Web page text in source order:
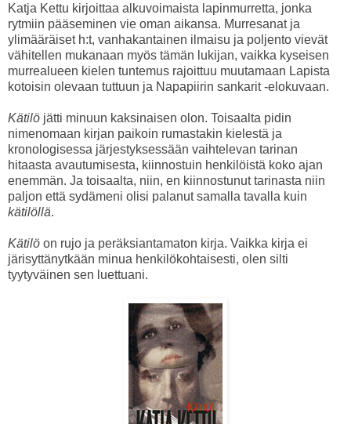
Katja Kettu kirjoittaa alkuvoimaista lapinmurretta, jonka
rytmiin pääseminen vie oman aikansa. Murresanat ja
ylimääräiset h:t, vanhakantainen ilmaisu ja poljento vievät
vähitellen mukanaan myös tämän lukijan, vaikka kyseisen
murrealueen kielen tuntemus rajoittuu muutamaan Lapista
kotoisin olevaan tuttuun ja Napapiirin sankarit -elokuvaan.
Kätilö jätti minuun kaksinaisen olon. Toisaalta pidin
nimenomaan kirjan paikoin rumastakin kielestä ja
kronologisessa järjestyksessään vaihtelevan tarinan
hitaasta avautumisesta, kiinnostuin henkilöistä koko ajan
enemmän. Ja toisaalta, niin, en kiinnostunut tarinasta niin
paljon että sydämeni olisi palanut samalla tavalla kuin
kätilöllä.
Kätilö on rujo ja peräksiantamaton kirja. Vaikka kirja ei
järisyttänytkään minua henkilökohtaisesti, olen silti
tyytyväinen sen luettuani.